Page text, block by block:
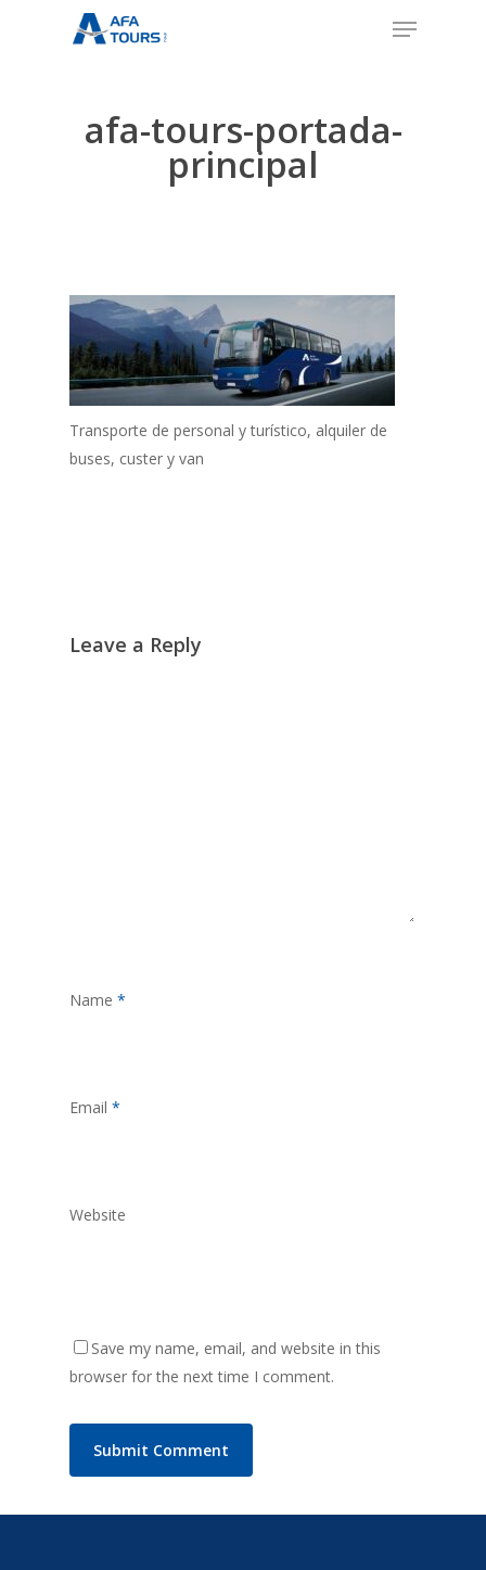
Menu
afa-tours-portada-
principal
Transporte de personal y turístico, alquiler de
buses, custer y van
Leave a Reply
Name *
Email *
Website
Save my name, email, and website in this
browser for the next time I comment.